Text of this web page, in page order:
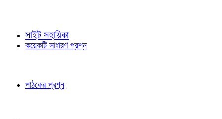
সাইট সহায়িকা
কয়েকটি সাধারণ প্রশ্ন
পাঠকের প্রশ্ন